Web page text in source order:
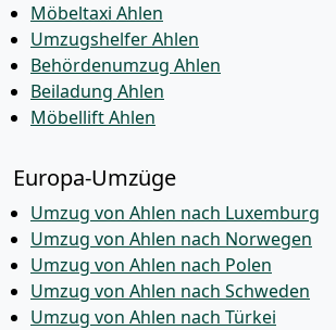
Möbeltaxi Ahlen
Umzugshelfer Ahlen
Behördenumzug Ahlen
Beiladung Ahlen
Möbellift Ahlen
Europa-Umzüge
Umzug von Ahlen nach Luxemburg
Umzug von Ahlen nach Norwegen
Umzug von Ahlen nach Polen
Umzug von Ahlen nach Schweden
Umzug von Ahlen nach Türkei